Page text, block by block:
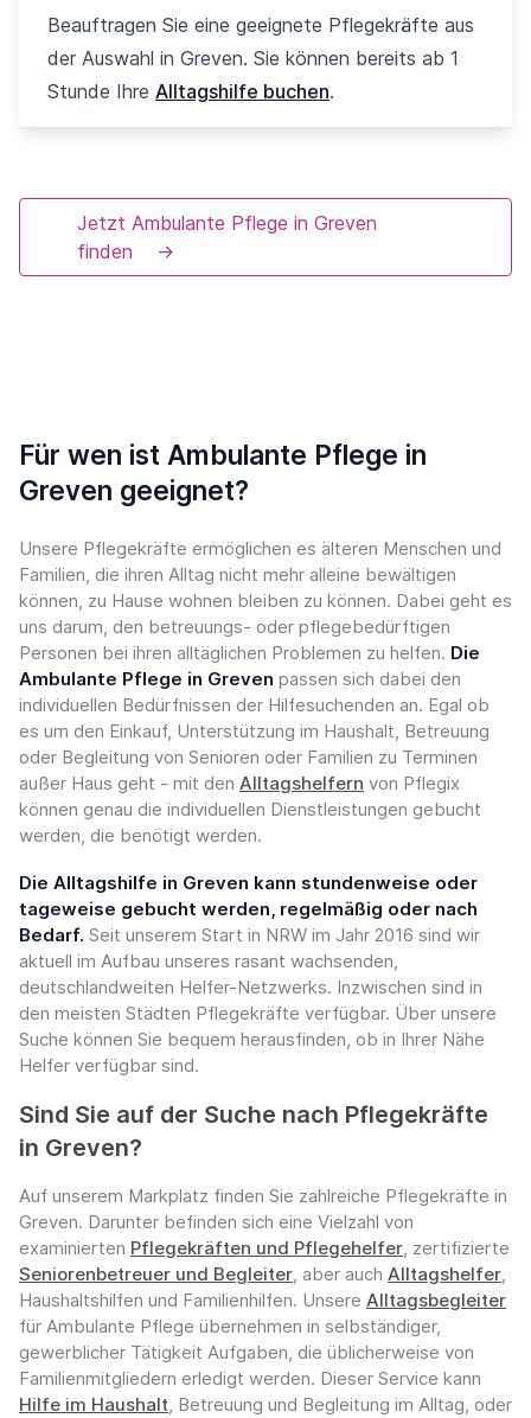
Beauftragen Sie eine geeignete Pflegekräfte aus
der Auswahl in Greven. Sie können bereits ab 1
Stunde Ihre Alltagshilfe buchen.
Jetzt Ambulante Pflege in Greven
finden
→
Für wen ist Ambulante Pflege in
Greven geeignet?
Unsere Pflegekräfte ermöglichen es älteren Menschen und
Familien, die ihren Alltag nicht mehr alleine bewältigen
können, zu Hause wohnen bleiben zu können. Dabei geht es
uns darum, den betreuungs- oder pflegebedürftigen
Personen bei ihren alltäglichen Problemen zu helfen. Die
Ambulante Pflege in Greven passen sich dabei den
individuellen Bedürfnissen der Hilfesuchenden an. Egal ob
es um den Einkauf, Unterstützung im Haushalt, Betreuung
oder Begleitung von Senioren oder Familien zu Terminen
außer Haus geht - mit den Alltagshelfern von Pflegix
können genau die individuellen Dienstleistungen gebucht
werden, die benötigt werden.
Die Alltagshilfe in Greven kann stundenweise oder
tageweise gebucht werden, regelmäßig oder nach
Bedarf. Seit unserem Start in NRW im Jahr 2016 sind wir
aktuell im Aufbau unseres rasant wachsenden,
deutschlandweiten Helfer-Netzwerks. Inzwischen sind in
den meisten Städten Pflegekräfte verfügbar. Über unsere
Suche können Sie bequem herausfinden, ob in Ihrer Nähe
Helfer verfügbar sind.
Sind Sie auf der Suche nach Pflegekräfte
in Greven?
Auf unserem Markplatz finden Sie zahlreiche Pflegekräfte in
Greven. Darunter befinden sich eine Vielzahl von
examinierten Pflegekräften und Pflegehelfer, zertifizierte
Seniorenbetreuer und Begleiter, aber auch Alltagshelfer,
Haushaltshilfen und Familienhilfen. Unsere Alltagsbegleiter
für Ambulante Pflege übernehmen in selbständiger,
gewerblicher Tätigkeit Aufgaben, die üblicherweise von
Familienmitgliedern erledigt werden. Dieser Service kann
Hilfe im Haushalt, Betreuung und Begleitung im Alltag, oder